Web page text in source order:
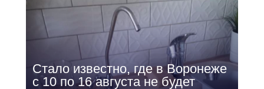
Стало известно, где в Воронеже
с 10 по 16 августа не будет